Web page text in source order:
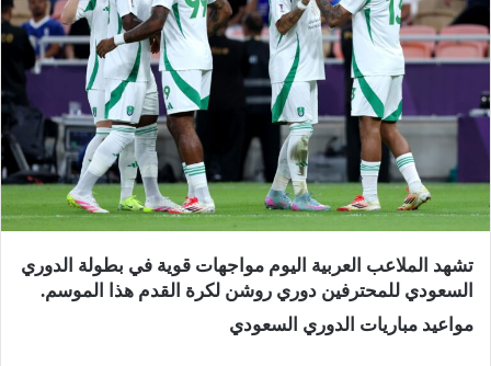
تشهد الملاعب العربية اليوم مواجهات قوية في بطولة الدوري
السعودي للمحترفين دوري روشن لكرة القدم هذا الموسم.
مواعيد مباريات الدوري السعودي